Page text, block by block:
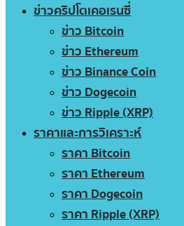
ข่าวคริปโตเคอเรนซี่
ข่าว Bitcoin
ข่าว Ethereum
ข่าว Binance Coin
ข่าว Dogecoin
ข่าว Ripple (XRP)
ราคาและการวิเคราะห์
ราคา Bitcoin
ราคา Ethereum
ราคา Dogecoin
ราคา Ripple (XRP)